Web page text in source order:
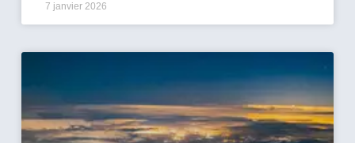
7 janvier 2026